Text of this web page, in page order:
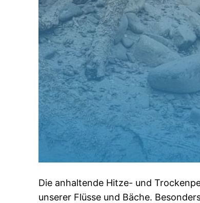
Die anhaltende Hitze- und
unserer Flüsse und Bäche.